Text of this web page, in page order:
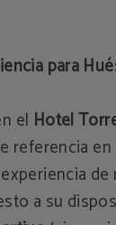
para
el Hotel
referencia en
a su